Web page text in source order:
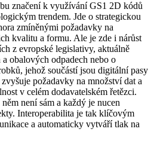
značení k využívání GS1 2D kódů
trendem. Jde o strategickou
zmíněnými požadavky na
kvalitu a formu. Ale je zde i nárůst
z evropské legislativy, aktuálně
obalových odpadech nebo o
jehož součástí jsou digitální pasy
požadavky na množství dat a
v celém dodavatelském řetězci.
není sám a každý je nucen
Interoperabilita je tak klíčovým
a automaticky vytváří tlak na